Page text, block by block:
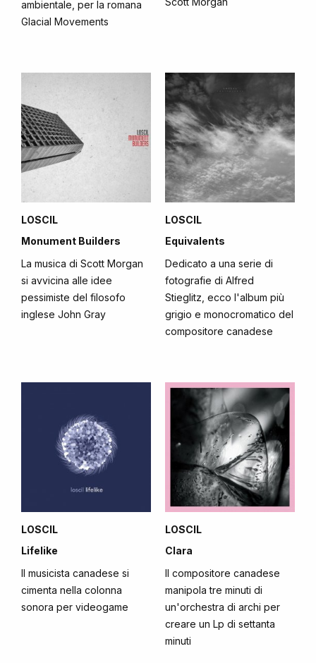
ambientale, per la romana
Glacial Movements
LOSCIL
Monument Builders
La musica di Scott Morgan
si avvicina alle idee
pessimiste del filosofo
inglese John Gray
LOSCIL
Equivalents
Dedicato a una serie di
fotografie di Alfred
Stieglitz, ecco l'album più
grigio e monocromatico del
compositore canadese
LOSCIL
Lifelike
Il musicista canadese si
cimenta nella colonna
sonora per videogame
LOSCIL
Clara
Il compositore canadese
manipola tre minuti di
un'orchestra di archi per
creare un Lp di settanta
minuti